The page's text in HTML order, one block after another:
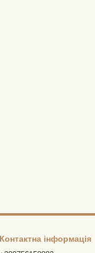
Контактна інформація